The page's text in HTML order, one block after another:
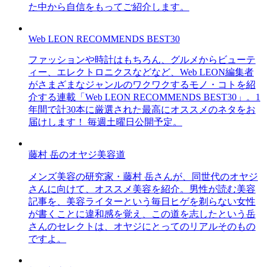
た中から自信をもってご紹介します。
Web LEON RECOMMENDS BEST30
ファッションや時計はもちろん、グルメからビューテ
ィー、エレクトロニクスなどなど、Web LEON編集者
がさまざまなジャンルのワクワクするモノ・コトを紹
介する連載「Web LEON RECOMMENDS BEST30」。1
年間で計30本に厳選された最高にオススメのネタをお
届けします！ 毎週土曜日公開予定。
藤村 岳のオヤジ美容道
メンズ美容の研究家・藤村 岳さんが、同世代のオヤジ
さんに向けて、オススメ美容を紹介。男性が読む美容
記事を、美容ライターという毎日ヒゲを剃らない女性
が書くことに違和感を覚え、この道を志したという岳
さんのセレクトは、オヤジにとってのリアルそのもの
ですよ。